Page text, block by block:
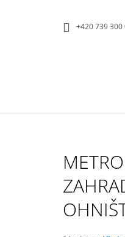
+420 739 300